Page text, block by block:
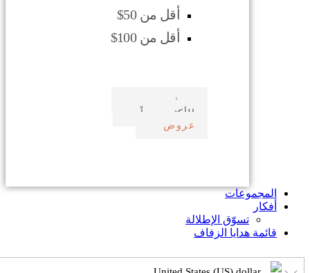
أقل من 50$
أقل من 100$
صدف بحري
الأكثر مبيعاً
عروض
المجموعات
أفكار
تسوّق الإطلالة
قائمة هدايا الزفاف